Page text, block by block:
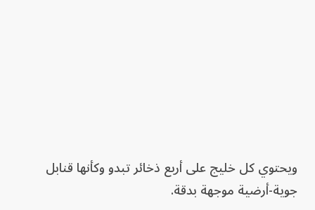
ويحتوي كل خليج على أربع ذخائر تبدو وكأنها قنابل
جوية-أرضية موجهة بدقة.